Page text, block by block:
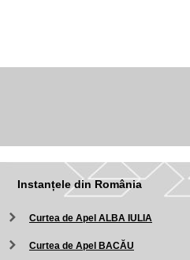
Instanțele din România
Curtea de Apel ALBA IULIA
Curtea de Apel BACĂU